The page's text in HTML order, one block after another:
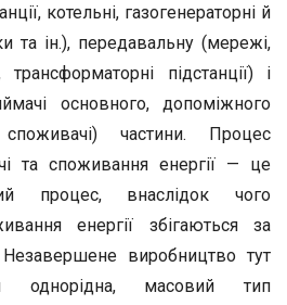
котельні, газогенераторні й
та ін.), передавальну (мережі,
трансформаторні підстанції) і
основного, допоміжного
частини. Процес
та споживання енергії — це
процес, внаслідок чого
енергії збігаються за
виробництво тут
однорідна, масовий тип